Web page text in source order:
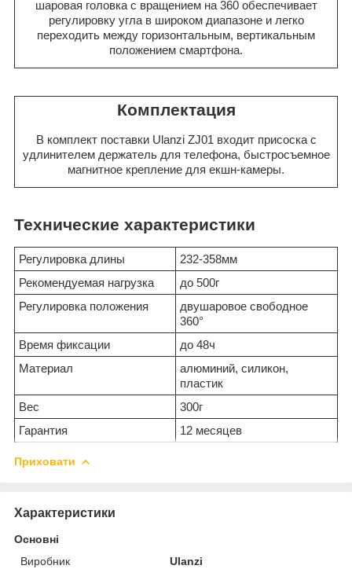
шаровая головка с вращением на 360 обеспечивает
регулировку угла в широком диапазоне и легко
переходить между горизонтальным, вертикальным
положением смартфона.
Комплектация
В комплект поставки Ulanzi ZJ01 входит присоска с
удлинителем держатель для телефона, быстросъемное
магнитное крепление для екшн-камеры.
Технические характеристики
Регулировка длины
232-358мм
Рекомендуемая нагрузка
до 500г
Регулировка положения
двушаровое свободное
360°
Время фиксации
до 48ч
Материал
алюминий, силикон,
пластик
Вес
300г
Гарантия
12 месяцев
Приховати
Характеристики
Основні
Виробник
Ulanzi